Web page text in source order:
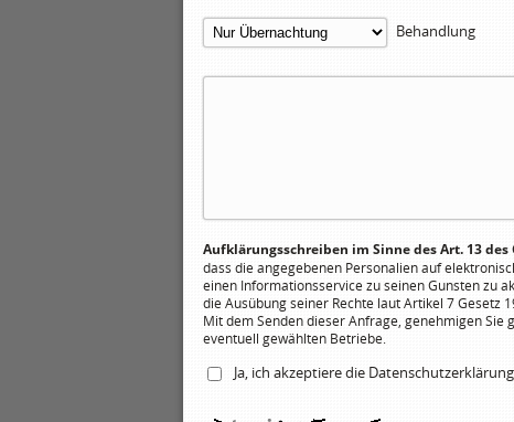
Behandlung
Aufklärungsschreiben im Sinne des Art. 13
dass die angegebenen Personalien auf
einen Informationsservice zu seinen Gunsten zu
die Ausübung seiner Rechte laut Artikel 7 Gesetz
Mit dem Senden dieser Anfrage, genehmigen
eventuell gewählten Betriebe.
Ja, ich akzeptiere die Datenschutzerklärung